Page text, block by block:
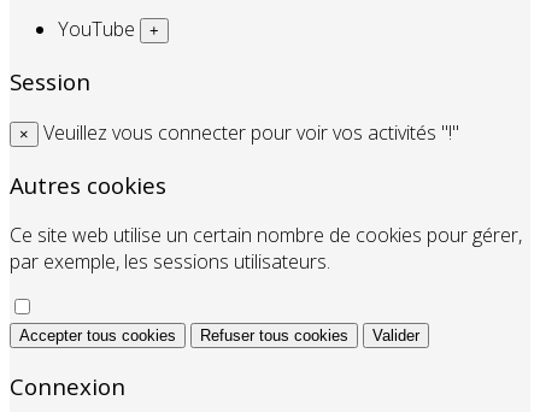
YouTube +
Session
× Veuillez vous connecter pour voir vos activités "!"
Autres cookies
Ce site web utilise un certain nombre de cookies pour gérer,
par exemple, les sessions utilisateurs.
Accepter tous cookies Refuser tous cookies Valider
Connexion